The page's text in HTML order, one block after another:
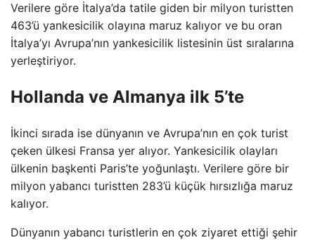
Verilere göre İtalya’da tatile giden bir milyon turistten
463’ü yankesicilik olayına maruz kalıyor ve bu oran
İtalya’yı Avrupa’nın yankesicilik listesinin üst sıralarına
yerleştiriyor.
Hollanda ve Almanya ilk 5’te
İkinci sırada ise dünyanın ve Avrupa’nın en çok turist
çeken ülkesi Fransa yer alıyor. Yankesicilik olayları
ülkenin başkenti Paris’te yoğunlaştı. Verilere göre bir
milyon yabancı turistten 283’ü küçük hırsızlığa maruz
kalıyor.
Dünyanın yabancı turistlerin en çok ziyaret ettiği şehir